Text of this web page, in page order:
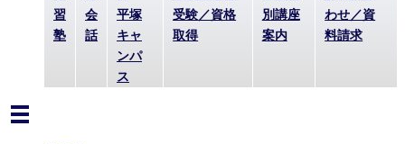
習
塾
会
話
平塚
キャ
ンパ
ス
受験／資格
取得
別講座
案内
わせ／資
料請求